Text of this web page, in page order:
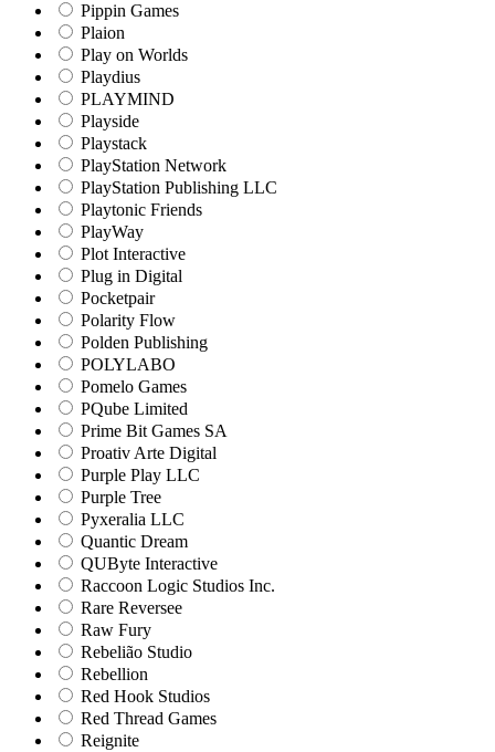
Pippin Games
Plaion
Play on Worlds
Playdius
PLAYMIND
Playside
Playstack
PlayStation Network
PlayStation Publishing LLC
Playtonic Friends
PlayWay
Plot Interactive
Plug in Digital
Pocketpair
Polarity Flow
Polden Publishing
POLYLABO
Pomelo Games
PQube Limited
Prime Bit Games SA
Proativ Arte Digital
Purple Play LLC
Purple Tree
Pyxeralia LLC
Quantic Dream
QUByte Interactive
Raccoon Logic Studios Inc.
Rare Reversee
Raw Fury
Rebelião Studio
Rebellion
Red Hook Studios
Red Thread Games
Reignite